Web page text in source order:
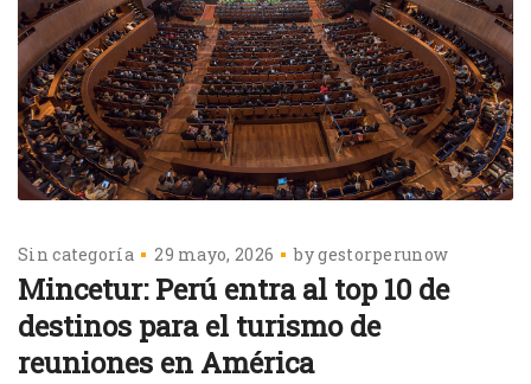
Sin categoría 29 mayo, 2026 bygestorperunow
Mincetur: Perú entra al top 10 de
destinos para el turismo de
reuniones en América